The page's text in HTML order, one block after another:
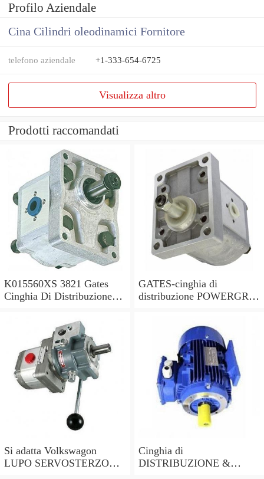
Profilo Aziendale
Cina Cilindri oleodinamici Fornitore
telefono aziendale +1-333-654-6725
Visualizza altro
Prodotti raccomandati
K015560XS 3821 Gates
Cinghia Di Distribuzione
GATES-cinghia di
distribuzione POWERGRIP
Si adatta Volkswagon
LUPO SERVOSTERZO
Cinghia di
DISTRIBUZIONE &